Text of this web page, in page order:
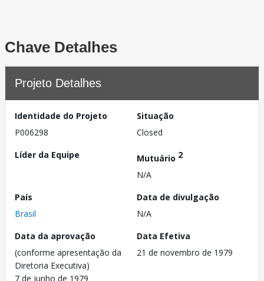
Chave Detalhes
Projeto Detalhes
Identidade do Projeto
P006298
Situação
Closed
Líder da Equipe
Mutuário 2
N/A
País
Brasil
Data de divulgação
N/A
Data da aprovação
(conforme apresentação da
Diretoria Executiva)
7 de junho de 1979
Data Efetiva
21 de novembro de 1979